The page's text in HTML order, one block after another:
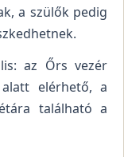
a szülők pedig
az Őrs vezér
elérhető, a
található a